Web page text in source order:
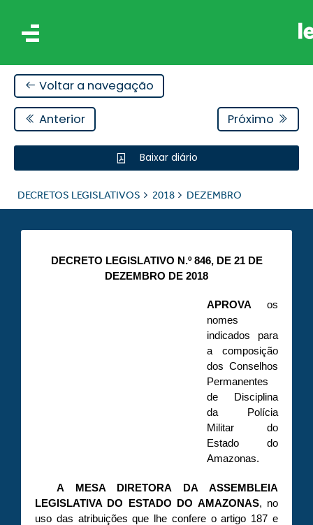
Voltar a navegação
Anterior Próximo
Baixar diário
DECRETOS LEGISLATIVOS 2018 DEZEMBRO
DECRETO LEGISLATIVO N.º 846, DE 21 DE
DEZEMBRO DE 2018
APROVAos
nomes
indicados para
a composição
dos Conselhos
Permanentes
de Disciplina
da Polícia
Militar do
Estado do
Amazonas.
A MESA DIRETORA DA ASSEMBLEIA
LEGISLATIVA DO ESTADO DO AMAZONAS, no
uso das atribuições que lhe confere o artigo 187 e